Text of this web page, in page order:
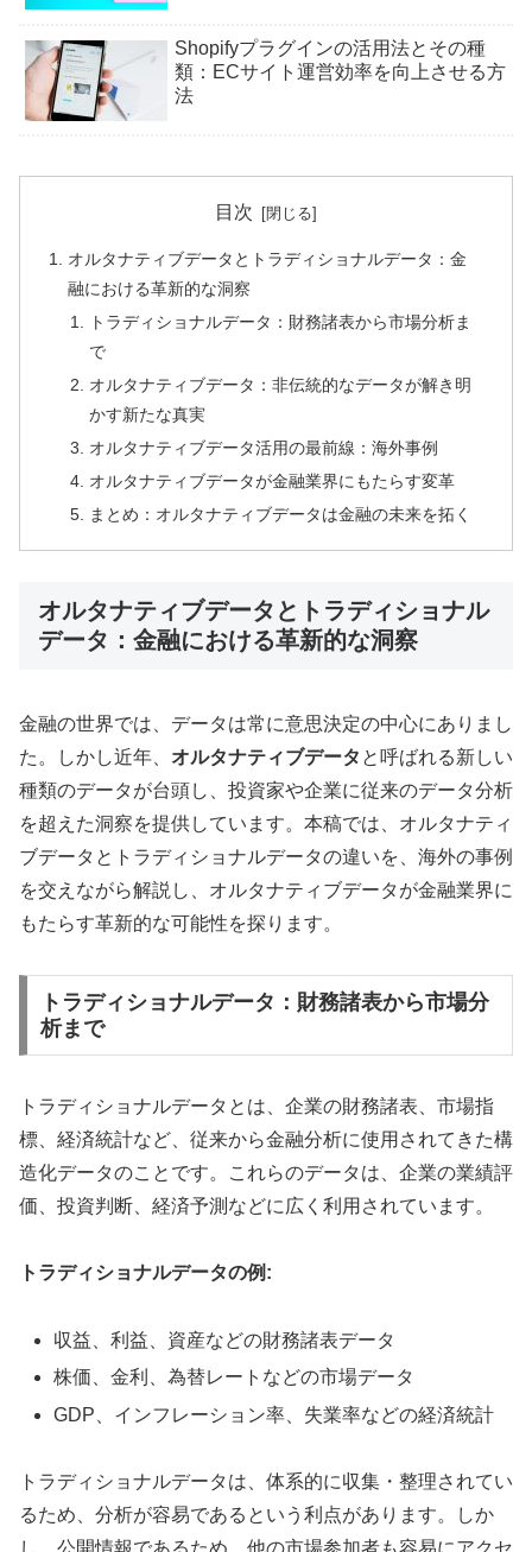
Shopifyプラグインの活用法とその種
類：ECサイト運営効率を向上させる方
法
目次
オルタナティブデータとトラディショナルデータ：金
融における革新的な洞察
トラディショナルデータ：財務諸表から市場分析ま
で
オルタナティブデータ：非伝統的なデータが解き明
かす新たな真実
オルタナティブデータ活用の最前線：海外事例
オルタナティブデータが金融業界にもたらす変革
まとめ：オルタナティブデータは金融の未来を拓く
オルタナティブデータとトラディショナル
データ：金融における革新的な洞察
金融の世界では、データは常に意思決定の中心にありまし
た。しかし近年、 オルタナティブデータ と呼ばれる新しい
種類のデータが台頭し、投資家や企業に従来のデータ分析
を超えた洞察を提供しています。本稿では、オルタナティ
ブデータとトラディショナルデータの違いを、海外の事例
を交えながら解説し、オルタナティブデータが金融業界に
もたらす革新的な可能性を探ります。
トラディショナルデータ：財務諸表から市場分
析まで
トラディショナルデータとは、企業の財務諸表、市場指
標、経済統計など、従来から金融分析に使用されてきた構
造化データのことです。これらのデータは、企業の業績評
価、投資判断、経済予測などに広く利用されています。
トラディショナルデータの例:
収益、利益、資産などの財務諸表データ
株価、金利、為替レートなどの市場データ
GDP、インフレーション率、失業率などの経済統計
トラディショナルデータは、体系的に収集・整理されてい
るため、分析が容易であるという利点があります。しか